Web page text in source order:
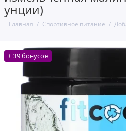
унции)
Главная Спортивное питание
+ 39 бонусов